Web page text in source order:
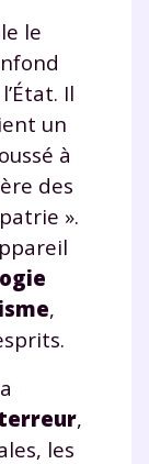
le
Il
un
à
des
».
,
,
les